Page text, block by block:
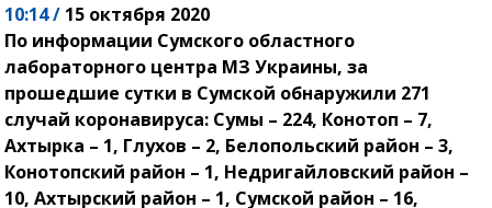
10:14 / 15 октября 2020
По информации Сумского областного
лабораторного центра МЗ Украины, за
прошедшие сутки в Сумской обнаружили 271
случай коронавируса: Сумы – 224, Конотоп – 7,
Ахтырка – 1, Глухов – 2, Белопольский район – 3,
Конотопский район – 1, Недригайловский район –
10, Ахтырский район – 1, Сумской район – 16,